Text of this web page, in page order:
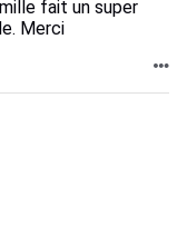
fait un super
Merci